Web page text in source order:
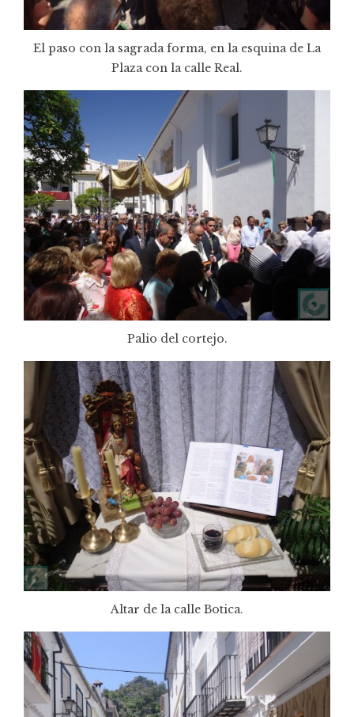
El paso con la sagrada forma, en la esquina de La
Plaza con la calle Real.
Palio del cortejo.
Altar de la calle Botica.